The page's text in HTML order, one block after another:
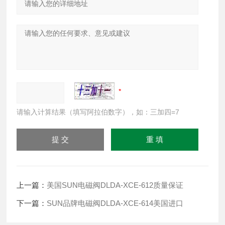
请输入计算结果（填写阿拉伯数字），如：三加四=7
上一篇： 美国SUN电磁阀DLDA-XCE-612质量保证
下一篇： SUN品牌电磁阀DLDA-XCE-614美国进口